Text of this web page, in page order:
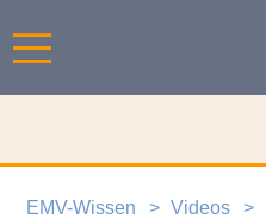
EMV-Wissen Videos